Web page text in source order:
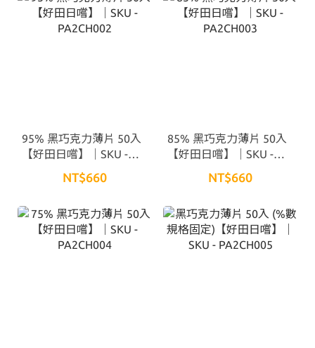
95% 黑巧克力薄片 50入
【好田日嚐】｜SKU -
NT$660
85% 黑巧克力薄片 50入
【好田日嚐】｜SKU -
NT$660